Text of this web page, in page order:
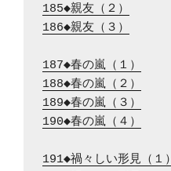
185◆親友（２）
186◆親友（３）
187◆春の嵐（１）
188◆春の嵐（２）
189◆春の嵐（３）
190◆春の嵐（４）
191◆禍々しい形見（１）